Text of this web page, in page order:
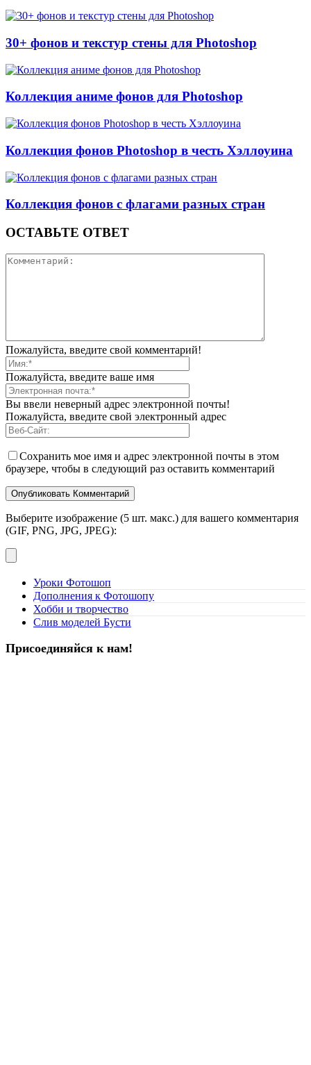
30+ фонов и текстур стены для Photoshop
Коллекция аниме фонов для Photoshop
Коллекция фонов Photoshop в честь Хэллоуина
Коллекция фонов с флагами разных стран
ОСТАВЬТЕ ОТВЕТ
Пожалуйста, введите свой комментарий!
Пожалуйста, введите ваше имя
Вы ввели неверный адрес электронной почты!
Пожалуйста, введите свой электронный адрес
Сохранить мое имя и адрес электронной почты в этом
браузере, чтобы в следующий раз оставить комментарий
Выберите изображение (5 шт. макс.) для вашего комментария
(GIF, PNG, JPG, JPEG):
Уроки Фотошоп
Дополнения к Фотошопу
Хобби и творчество
Слив моделей Бусти
Присоединяйся к нам!